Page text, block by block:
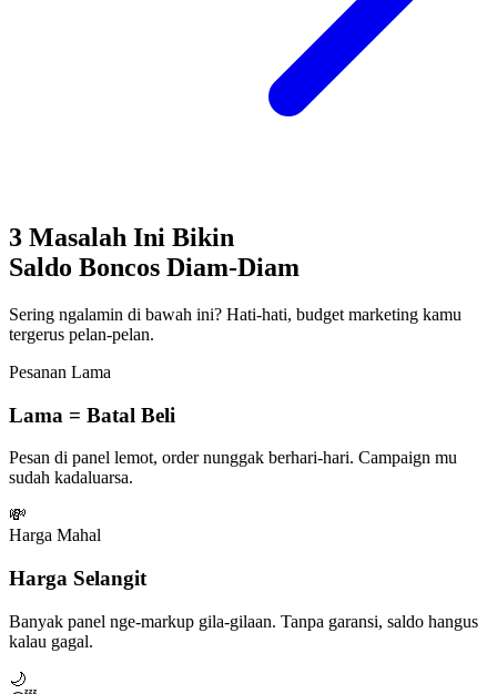
3 Masalah Ini Bikin
Saldo Boncos Diam-Diam
Sering ngalamin di bawah ini? Hati-hati, budget marketing kamu
tergerus pelan-pelan.
Pesanan Lama
Lama = Batal Beli
Pesan di panel lemot, order nunggak berhari-hari. Campaign mu
sudah kadaluarsa.
💸
Harga Mahal
Harga Selangit
Banyak panel nge-markup gila-gilaan. Tanpa garansi, saldo hangus
kalau gagal.
🌙